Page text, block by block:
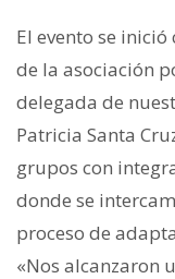
El evento se
de la asociación
delegada de
Patricia Santa
grupos con
donde se
proceso de
«Nos alcanzaron